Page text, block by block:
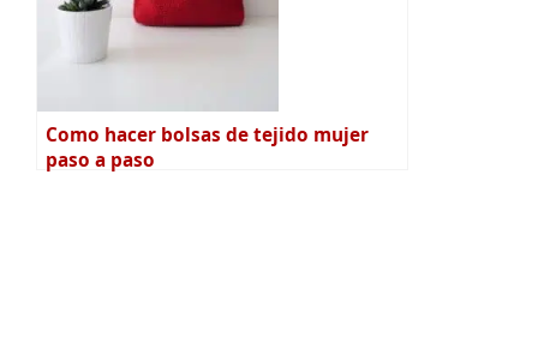
Como hacer bolsas de tejido mujer
paso a paso